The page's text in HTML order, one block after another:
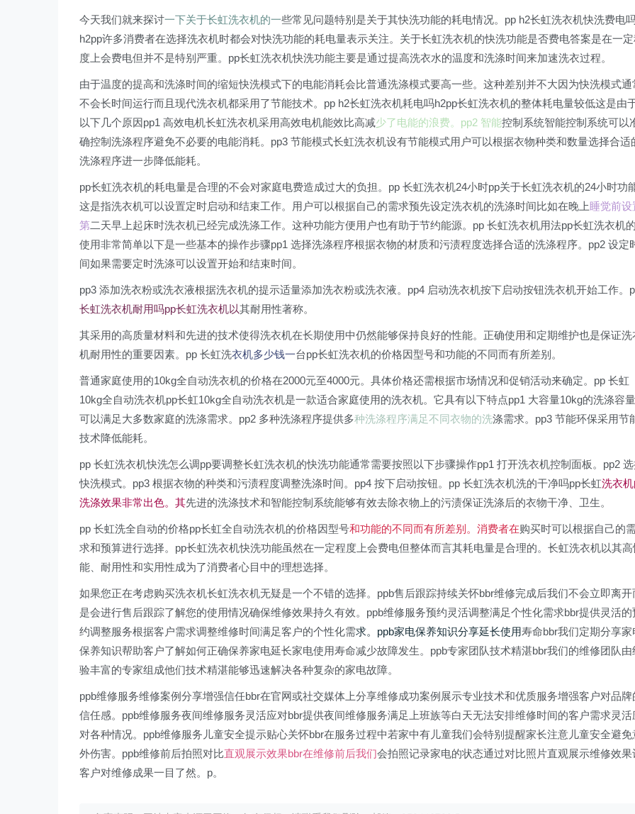
今天我们就来探讨一下关于长虹洗衣机的一些常见问题特别是关于其快洗功能的耗电情况。pp h2长虹洗衣机快洗费电
h2pp许多消费者在选择洗衣机时都会对快洗功能的耗电量表示关注。关于长虹洗衣机的快洗功能是否费电答案是在一定
度上会费电但并不是特别严重。pp长虹洗衣机快洗功能主要是通过提高洗衣水的温度和洗涤时间来加速洗衣过程。
由于温度的提高和洗涤时间的缩短快洗模式下的电能消耗会比普通洗涤模式要高一些。这种差别并不大因为快洗模式通
不会长时间运行而且现代洗衣机都采用了节能技术。pp h2长虹洗衣机耗电吗h2pp长虹洗衣机的整体耗电量较低这是由
以下几个原因pp1 高效电机长虹洗衣机采用高效电机能效比高减少了电能的浪费。pp2 智能控制系统智能控制系统可以
确控制洗涤程序避免不必要的电能消耗。pp3 节能模式长虹洗衣机设有节能模式用户可以根据衣物种类和数量选择合适
洗涤程序进一步降低能耗。
pp长虹洗衣机的耗电量是合理的不会对家庭电费造成过大的负担。pp 长虹洗衣机24小时pp关于长虹洗衣机的24小时功
这是指洗衣机可以设置定时启动和结束工作。用户可以根据自己的需求预先设定洗衣机的洗涤时间比如在晚上睡觉前设
第二天早上起床时洗衣机已经完成洗涤工作。这种功能方便用户也有助于节约能源。pp 长虹洗衣机用法pp长虹洗衣机的
使用非常简单以下是一些基本的操作步骤pp1 选择洗涤程序根据衣物的材质和污渍程度选择合适的洗涤程序。pp2 设定
间如果需要定时洗涤可以设置开始和结束时间。
pp3 添加洗衣粉或洗衣液根据洗衣机的提示适量添加洗衣粉或洗衣液。pp4 启动洗衣机按下启动按钮洗衣机开始工作。
长虹洗衣机耐用吗pp长虹洗衣机以其耐用性著称。
其采用的高质量材料和先进的技术使得洗衣机在长期使用中仍然能够保持良好的性能。正确使用和定期维护也是保证洗
机耐用性的重要因素。pp 长虹洗衣机多少钱一台pp长虹洗衣机的价格因型号和功能的不同而有所差别。
普通家庭使用的10kg全自动洗衣机的价格在2000元至4000元。具体价格还需根据市场情况和促销活动来确定。pp 长虹
10kg全自动洗衣机pp长虹10kg全自动洗衣机是一款适合家庭使用的洗衣机。它具有以下特点pp1 大容量10kg的洗涤容量
可以满足大多数家庭的洗涤需求。pp2 多种洗涤程序提供多种洗涤程序满足不同衣物的洗涤需求。pp3 节能环保采用节
技术降低能耗。
pp 长虹洗衣机快洗怎么调pp要调整长虹洗衣机的快洗功能通常需要按照以下步骤操作pp1 打开洗衣机控制面板。pp2 选
快洗模式。pp3 根据衣物的种类和污渍程度调整洗涤时间。pp4 按下启动按钮。pp 长虹洗衣机洗的干净吗pp长虹洗衣
洗涤效果非常出色。其先进的洗涤技术和智能控制系统能够有效去除衣物上的污渍保证洗涤后的衣物干净、卫生。
pp 长虹洗全自动的价格pp长虹全自动洗衣机的价格因型号和功能的不同而有所差别。消费者在购买时可以根据自己的
求和预算进行选择。pp长虹洗衣机快洗功能虽然在一定程度上会费电但整体而言其耗电量是合理的。长虹洗衣机以其高
能、耐用性和实用性成为了消费者心目中的理想选择。
如果您正在考虑购买洗衣机长虹洗衣机无疑是一个不错的选择。ppb售后跟踪持续关怀bbr维修完成后我们不会立即离开
是会进行售后跟踪了解您的使用情况确保维修效果持久有效。ppb维修服务预约灵活调整满足个性化需求bbr提供灵活的
约调整服务根据客户需求调整维修时间满足客户的个性化需求。ppb家电保养知识分享延长使用寿命bbr我们定期分享家
保养知识帮助客户了解如何正确保养家电延长家电使用寿命减少故障发生。ppb专家团队技术精湛bbr我们的维修团队由
验丰富的专家组成他们技术精湛能够迅速解决各种复杂的家电故障。
ppb维修服务维修案例分享增强信任bbr在官网或社交媒体上分享维修成功案例展示专业技术和优质服务增强客户对品牌
信任感。ppb维修服务夜间维修服务灵活应对bbr提供夜间维修服务满足上班族等白天无法安排维修时间的客户需求灵活
对各种情况。ppb维修服务儿童安全提示贴心关怀bbr在服务过程中若家中有儿童我们会特别提醒家长注意儿童安全避免
外伤害。ppb维修前后拍照对比直观展示效果bbr在维修前后我们会拍照记录家电的状态通过对比照片直观展示维修效果
客户对维修成果一目了然。p。